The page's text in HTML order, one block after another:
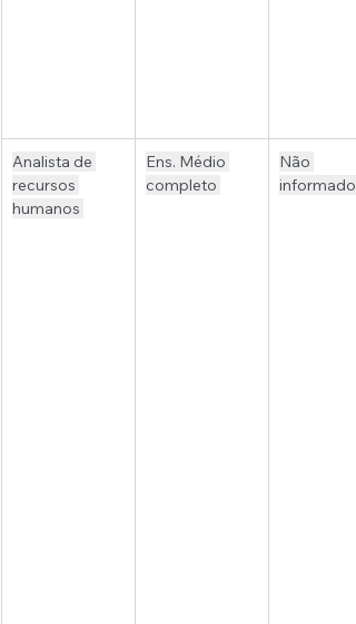
Analista de
recursos
humanos
Ens. Médio
completo
Não
informado